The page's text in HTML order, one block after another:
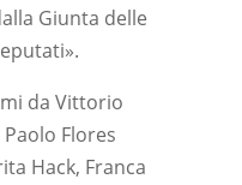
Giunta delle
da Vittorio
Flores
Hack, Franca